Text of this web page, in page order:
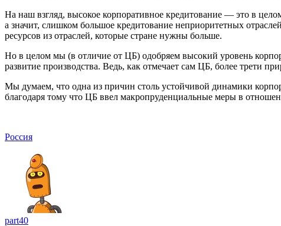
На наш взгляд, высокое корпоративное кредитование — это в
а значит, слишком большое кредитование неприоритетных
ресурсов из отраслей, которые стране нужны больше.
Но в целом мы (в отличие от ЦБ) одобряем высокий уровень
развитие производства. Ведь, как отмечает сам ЦБ, более трети
Мы думаем, что одна из причин столь устойчивой динамики
благодаря тому что ЦБ ввел макропруденциальные меры в
Россия
part40